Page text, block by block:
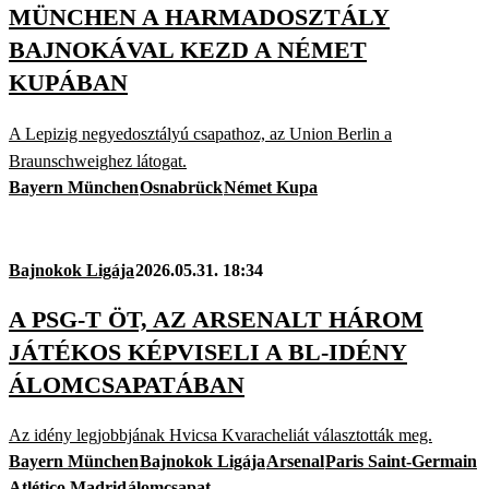
MÜNCHEN A HARMADOSZTÁLY
BAJNOKÁVAL KEZD A NÉMET
KUPÁBAN
A Lepizig negyedosztályú csapathoz, az Union Berlin a
Braunschweighez látogat.
Bayern MünchenOsnabrückNémet Kupa
Bajnokok Ligája2026.05.31. 18:34
A PSG-T ÖT, AZ ARSENALT HÁROM
JÁTÉKOS KÉPVISELI A BL-IDÉNY
ÁLOMCSAPATÁBAN
Az idény legjobbjának Hvicsa Kvaracheliát választották meg.
Bayern MünchenBajnokok LigájaArsenalParis Saint-Germain